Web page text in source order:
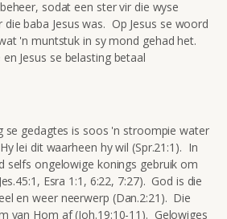
sodat een ster vir die wyse
baba Jesus was. Op Jesus se woord
'n muntstuk in sy mond gehad het.
Jesus se belasting betaal
se gedagtes is soos 'n stroompie water
lei dit waarheen hy wil (Spr.21:1). In
selfs ongelowige konings gebruik om
Esra 1:1, 6:22, 7:27). God is die
en weer neerwerp (Dan.2:21). Die
van Hom af (Joh.19:10-11). Gelowiges